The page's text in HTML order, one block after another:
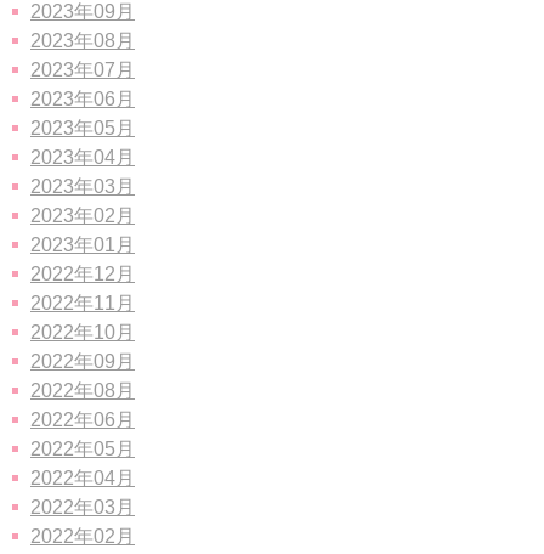
2023年09月
2023年08月
2023年07月
2023年06月
2023年05月
2023年04月
2023年03月
2023年02月
2023年01月
2022年12月
2022年11月
2022年10月
2022年09月
2022年08月
2022年06月
2022年05月
2022年04月
2022年03月
2022年02月